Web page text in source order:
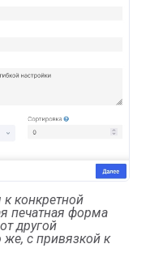
конкретной
печатная форма
другой
же, с привязкой к